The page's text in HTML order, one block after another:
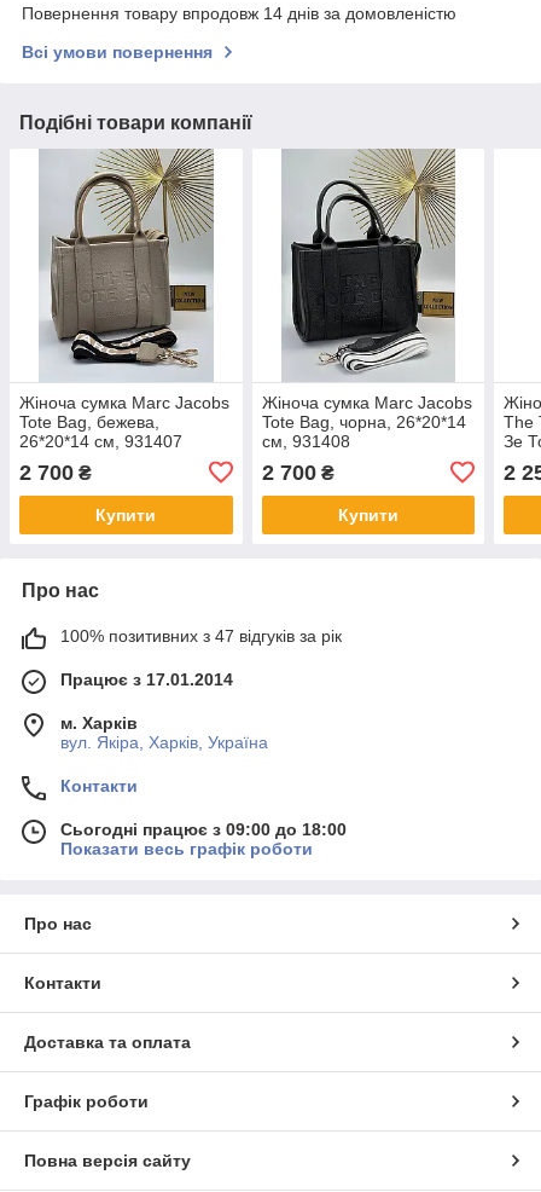
Повернення товару впродовж 14 днів за домовленістю
Всі умови повернення
Подібні товари компанії
Жіноча сумка Marc Jacobs
Tote Bag, бежева,
26*20*14 см, 931407
2 700 ₴
Купити
Жіноча сумка Marc Jacobs
Tote Bag, чорна, 26*20*14
см, 931408
2 700₴
Купити
The
Зе
2
Про нас
100% позитивних з 47 відгуків за рік
Працює з 17.01.2014
м. Харків
вул. Якіра, Харків, Україна
Контакти
Сьогодні працює з 09:00 до 18:00
Показати весь графік роботи
Про нас
Контакти
Доставка та оплата
Графік роботи
Повна версія сайту